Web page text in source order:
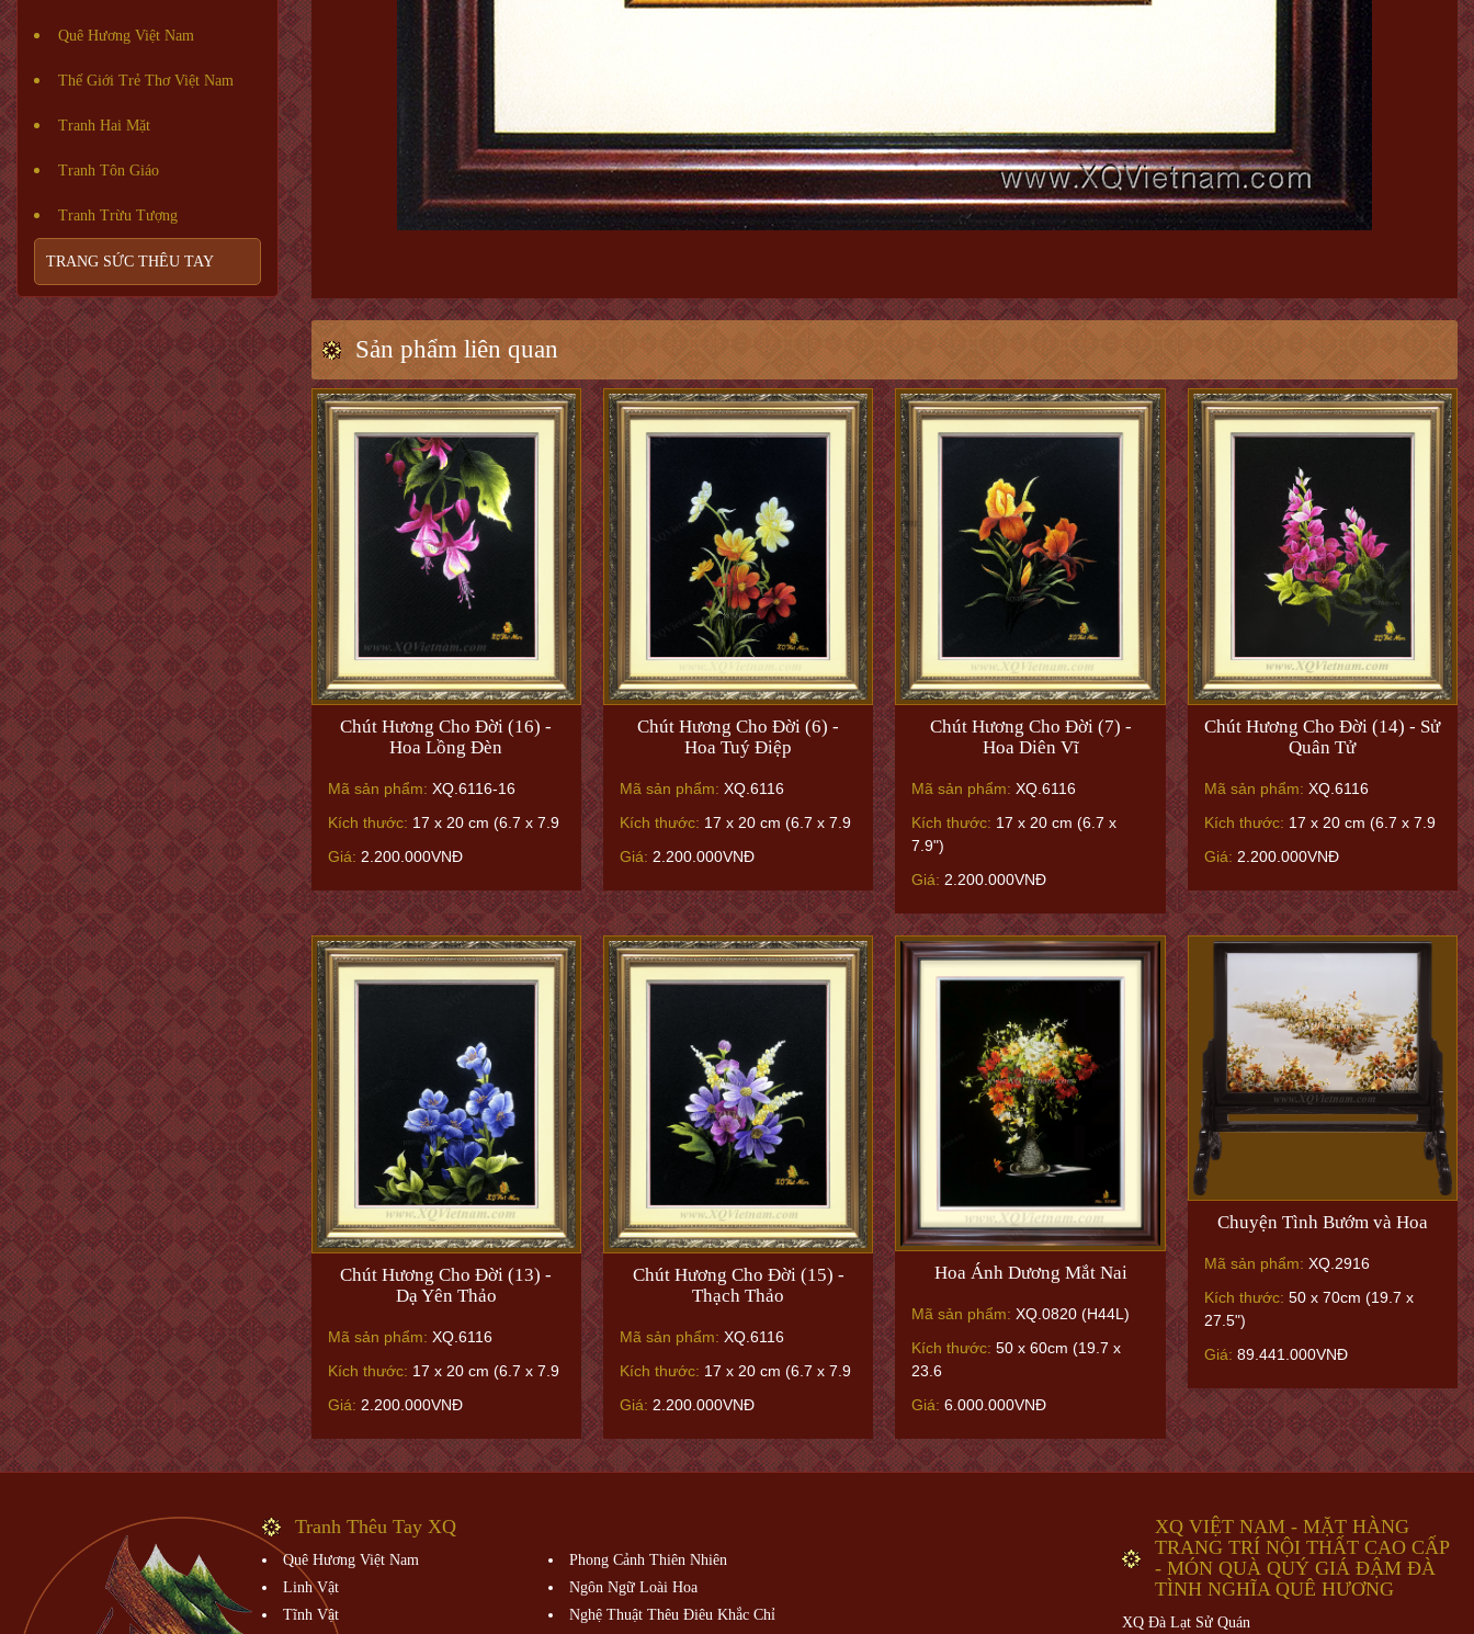
Quê Hương Việt Nam
Thế Giới Trẻ Thơ Việt Nam
Tranh Hai Mặt
Tranh Tôn Giáo
Tranh Trừu Tượng
TRANG SỨC THÊU TAY
Sản phẩm liên quan
Chút Hương Cho Đời (16) -
Hoa Lồng Đèn
Mã sản phẩm: XQ.6116-16
Kích thước: 17 x 20 cm (6.7 x 7.9
Giá: 2.200.000VNĐ
Chút Hương Cho Đời (6) -
Hoa Tuý Điệp
Mã sản phẩm: XQ.6116
Kích thước: 17 x 20 cm (6.7 x 7.9
Giá: 2.200.000VNĐ
Chút Hương Cho Đời (7) -
Hoa Diên Vĩ
Mã sản phẩm: XQ.6116
Kích thước: 17 x 20 cm (6.7 x
7.9")
Giá: 2.200.000VNĐ
Chút Hương Cho Đời (14) - Sử
Quân Tử
Mã sản phẩm: XQ.6116
Kích thước: 17 x 20 cm (6.7 x 7.9
Giá: 2.200.000VNĐ
Chút Hương Cho Đời (13) -
Dạ Yên Thảo
Mã sản phẩm: XQ.6116
Kích thước: 17 x 20 cm (6.7 x 7.9
Giá: 2.200.000VNĐ
Chút Hương Cho Đời (15) -
Thạch Thảo
Mã sản phẩm: XQ.6116
Kích thước: 17 x 20 cm (6.7 x 7.9
Giá: 2.200.000VNĐ
Hoa Ánh Dương Mắt Nai
Mã sản phẩm: XQ.0820 (H44L)
Kích thước: 50 x 60cm (19.7 x
23.6
Giá: 6.000.000VNĐ
Chuyện Tình Bướm và Hoa
Mã sản phẩm: XQ.2916
Kích thước: 50 x 70cm (19.7 x
27.5")
Giá: 89.441.000VNĐ
Tranh Thêu Tay XQ
Quê Hương Việt Nam
Phong Cảnh Thiên Nhiên
Linh Vật
Ngôn Ngữ Loài Hoa
Tĩnh Vật
Nghệ Thuật Thêu Điêu Khắc Chỉ
XQ VIỆT NAM - MẶT HÀNG
TRANG TRÍ NỘI THẤT CAO CẤP
- MÓN QUÀ QUÝ GIÁ ĐẬM ĐÀ
TÌNH NGHĨA QUÊ HƯƠNG
XQ Đà Lạt Sử Quán